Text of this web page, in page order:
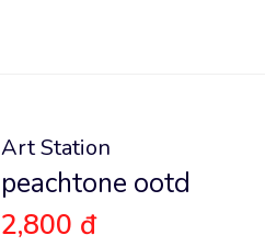
Art Station
peachtone ootd
2,800 đ